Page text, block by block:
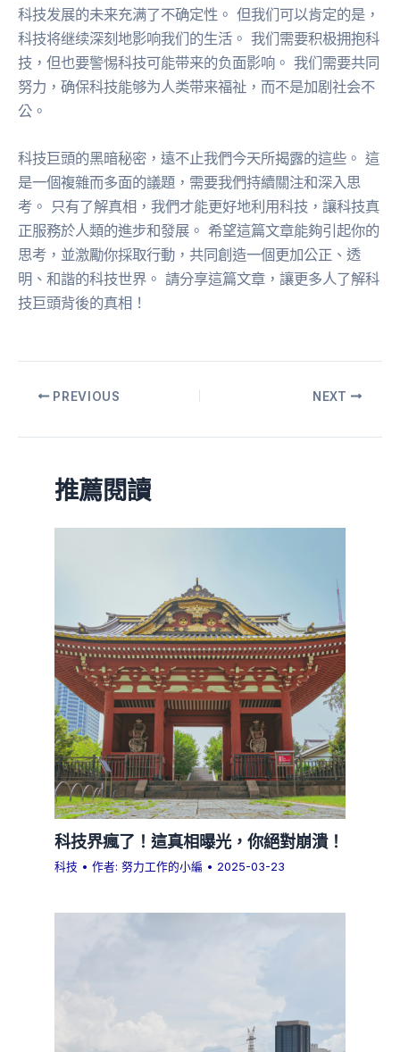
科技发展的未来充满了不确定性。 但我们可以肯定的是，
科技将继续深刻地影响我们的生活。 我们需要积极拥抱科
技，但也要警惕科技可能带来的负面影响。 我们需要共同
努力，确保科技能够为人类带来福祉，而不是加剧社会不
公。
科技巨頭的黑暗秘密，遠不止我們今天所揭露的這些。 這
是一個複雜而多面的議題，需要我們持續關注和深入思
考。 只有了解真相，我們才能更好地利用科技，讓科技真
正服務於人類的進步和發展。 希望這篇文章能夠引起你的
思考，並激勵你採取行動，共同創造一個更加公正、透
明、和諧的科技世界。 請分享這篇文章，讓更多人了解科
技巨頭背後的真相！
PREVIOUS NEXT
推薦閱讀
科技界瘋了！這真相曝光，你絕對崩潰！
科技 • 作者:努力工作的小編 • 2025-03-23